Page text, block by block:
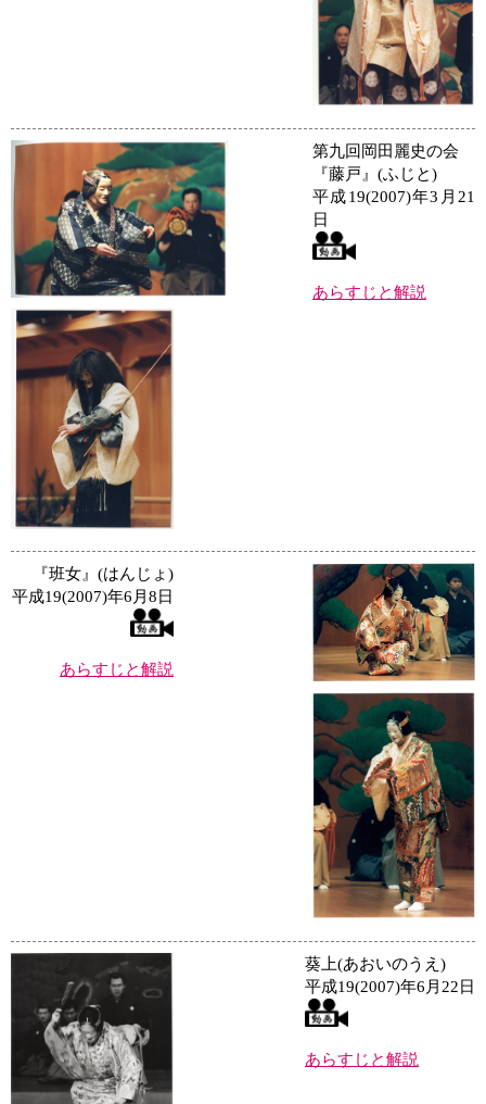
第九回岡田麗史の会
『藤戸』(ふじと)
平成19(2007)年3月21
日
あらすじと解説
『班女』(はんじょ)
平成19(2007)年6月8日
あらすじと解説
葵上(あおいのうえ)
平成19(2007)年6月22日
あらすじと解説